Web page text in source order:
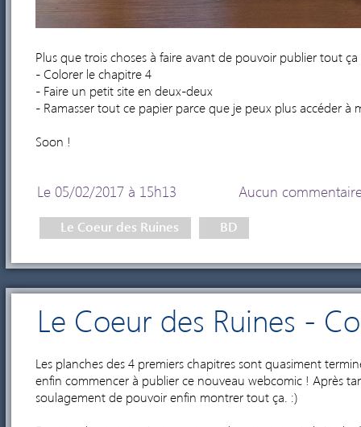
Plus que trois choses à faire avant de pouvoir publier tout ça
- Colorer le chapitre 4
- Faire un petit site en deux-deux
- Ramasser tout ce papier parce que je peux plus accéder à
Soon !
Le 05/02/2017 à 15h13 Aucun
Le Coeur des Ruines BD
Le Coeur des Ruines -
Les planches des 4 premiers chapitres sont quasiment
enfin commencer à publier ce nouveau webcomic ! Après
soulagement de pouvoir enfin montrer tout ça. :)